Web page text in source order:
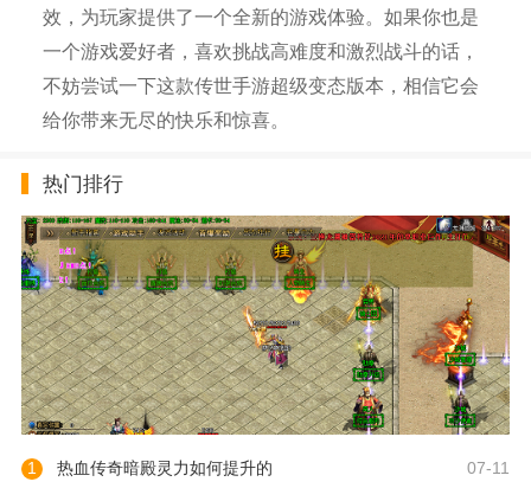
效，为玩家提供了一个全新的游戏体验。如果你也是
一个游戏爱好者，喜欢挑战高难度和激烈战斗的话，
不妨尝试一下这款传世手游超级变态版本，相信它会
给你带来无尽的快乐和惊喜。
热门排行
1 热血传奇暗殿灵力如何提升的 07-11